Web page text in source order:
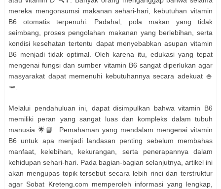
mereka mengonsumsi makanan sehari-hari, kebutuhan vitamin
B6 otomatis terpenuhi. Padahal, pola makan yang tidak
seimbang, proses pengolahan makanan yang berlebihan, serta
kondisi kesehatan tertentu dapat menyebabkan asupan vitamin
B6 menjadi tidak optimal. Oleh karena itu, edukasi yang tepat
mengenai fungsi dan sumber vitamin B6 sangat diperlukan agar
masyarakat dapat memenuhi kebutuhannya secara adekuat 🍚
🥕.
Melalui pendahuluan ini, dapat disimpulkan bahwa vitamin B6
memiliki peran yang sangat luas dan kompleks dalam tubuh
manusia 🌟📘. Pemahaman yang mendalam mengenai vitamin
B6 untuk apa menjadi landasan penting sebelum membahas
manfaat, kelebihan, kekurangan, serta penerapannya dalam
kehidupan sehari-hari. Pada bagian-bagian selanjutnya, artikel ini
akan mengupas topik tersebut secara lebih rinci dan terstruktur
agar Sobat Kreteng.com memperoleh informasi yang lengkap,